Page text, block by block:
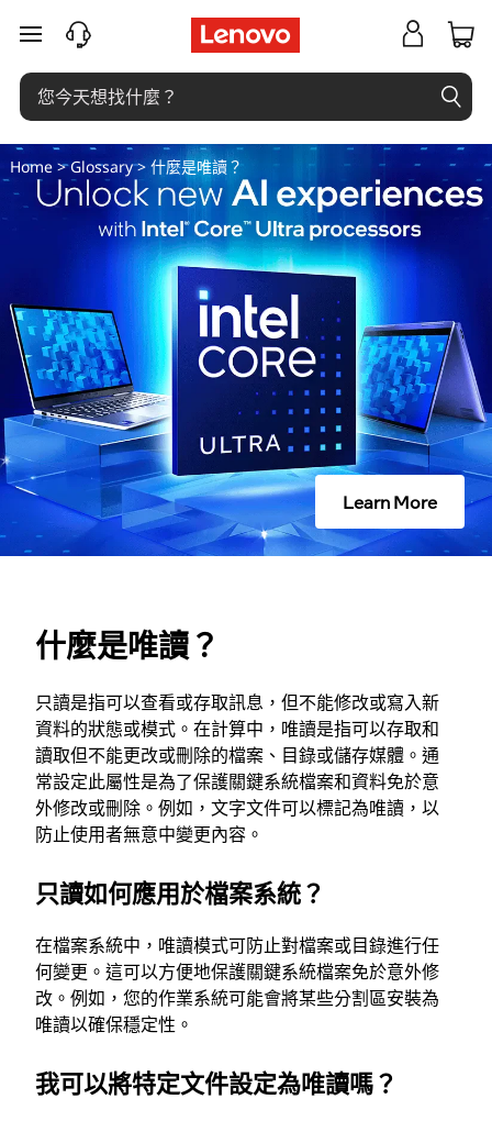
什
么
是
只
读
跳至主要內容
Home>Glossary> 什麼是唯讀？
Learn More
什麼是唯讀？
只讀是指可以查看或存取訊息，但不能修改或寫入新
資料的狀態或模式。在計算中，唯讀是指可以存取和
讀取但不能更改或刪除的檔案、目錄或儲存媒體。通
常設定此屬性是為了保護關鍵系統檔案和資料免於意
外修改或刪除。例如，文字文件可以標記為唯讀，以
防止使用者無意中變更內容。
只讀如何應用於檔案系統？
在檔案系統中，唯讀模式可防止對檔案或目錄進行任
何變更。這可以方便地保護關鍵系統檔案免於意外修
改。例如，您的作業系統可能會將某些分割區安裝為
唯讀以確保穩定性。
我可以將特定文件設定為唯讀嗎？